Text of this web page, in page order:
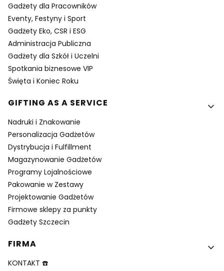
Gadżety dla Pracowników
Eventy, Festyny i Sport
Gadżety Eko, CSR i ESG
Administracja Publiczna
Gadżety dla Szkół i Uczelni
Spotkania biznesowe VIP
Święta i Koniec Roku
GIFTING AS A SERVICE
Nadruki i Znakowanie
Personalizacja Gadżetów
Dystrybucja i Fulfillment
Magazynowanie Gadżetów
Programy Lojalnościowe
Pakowanie w Zestawy
Projektowanie Gadżetów
Firmowe sklepy za punkty
Gadżety Szczecin
FIRMA
KONTAKT ☎️